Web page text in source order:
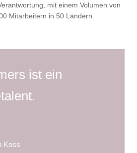
mit einem Volumen von
Mitarbeitern in 50 Ländern
ist ein
Koss